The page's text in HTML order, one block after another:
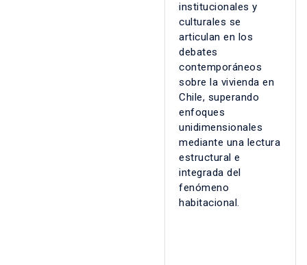
institucionales y
culturales se
articulan en los
debates
contemporáneos
sobre la vivienda en
Chile, superando
enfoques
unidimensionales
mediante una lectura
estructural e
integrada del
fenómeno
habitacional.